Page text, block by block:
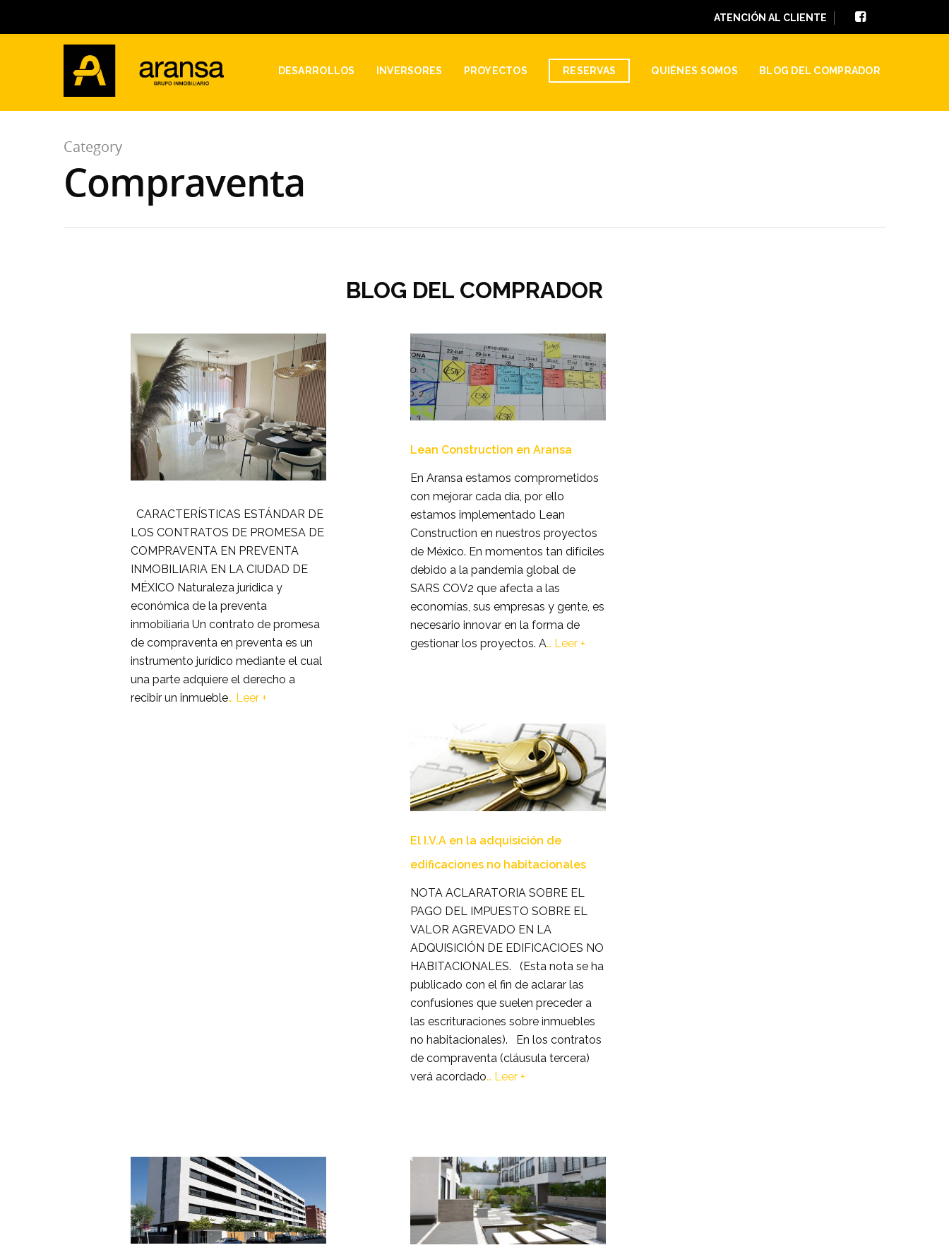
ATENCIÓN AL CLIENTE
DESARROLLOS INVERSORES PROYECTOS RESERVAS QUIÉNES SOMOS BLOG DEL COMPRADOR
Category
Compraventa
BLOG DEL COMPRADOR
CARACTERÍSTICAS ESTÁNDAR DE
LOS CONTRATOS DE PROMESA DE
COMPRAVENTA EN PREVENTA
INMOBILIARIA EN LA CIUDAD DE
MÉXICO Naturaleza jurídica y
económica de la preventa
inmobiliaria Un contrato de promesa
de compraventa en preventa es un
instrumento jurídico mediante el cual
una parte adquiere el derecho a
recibir un inmueble… Leer +
Lean Construction en Aransa
En Aransa estamos comprometidos
con mejorar cada día, por ello
estamos implementado Lean
Construction en nuestros proyectos
de México. En momentos tan difíciles
debido a la pandemia global de
SARS COV2 que afecta a las
economías, sus empresas y gente, es
necesario innovar en la forma de
gestionar los proyectos. A… Leer +
El I.V.A en la adquisición de
edificaciones no habitacionales
NOTA ACLARATORIA SOBRE EL
PAGO DEL IMPUESTO SOBRE EL
VALOR AGREVADO EN LA
ADQUISICIÓN DE EDIFICACIOES NO
HABITACIONALES. (Esta nota se ha
publicado con el fin de aclarar las
confusiones que suelen preceder a
las escrituraciones sobre inmuebles
no habitacionales). En los contratos
de compraventa (cláusula tercera)
verá acordado… Leer +